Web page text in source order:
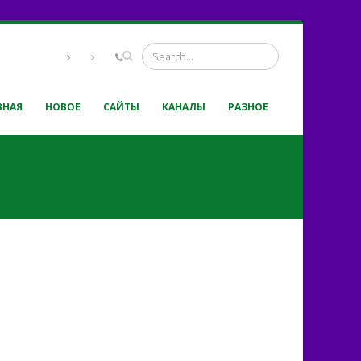
НОВОЕ САЙТЫ КАНАЛЫ РАЗНОЕ